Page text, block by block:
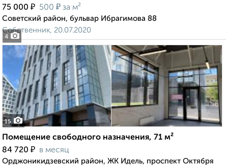
4
75 000 ₽ 500 ₽ за м²
Советский район, бульвар Ибрагимова 88
Собственник, 20.07.2020
15
Помещение свободного назначения, 71 м²
84 720 ₽ в месяц
Орджоникидзевский район, ЖК Идель, проспект Октября